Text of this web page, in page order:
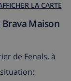
LA CARTE
Maison
de Fenals, à